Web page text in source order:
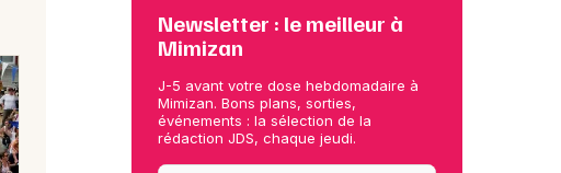
Newsletter : le meilleur à
Mimizan
J-5 avant votre dose hebdomadaire à
Mimizan. Bons plans, sorties,
événements : la sélection de la
rédaction JDS, chaque jeudi.